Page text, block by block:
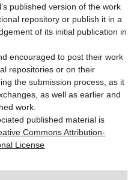
published version of the work
repository or publish it in a
of its initial publication in
encouraged to post their work
repositories or on their
the submission process, as it
as well as earlier and
work.
published material is
Commons Attribution-
License